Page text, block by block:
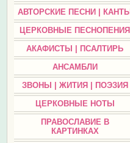
АВТОРСКИЕ ПЕСНИ | КАНТЫ
ЦЕРКОВНЫЕ ПЕСНОПЕНИЯ
АКАФИСТЫ | ПСАЛТИРЬ
АНСАМБЛИ
ЗВОНЫ | ЖИТИЯ | ПОЭЗИЯ
ЦЕРКОВНЫЕ НОТЫ
ПРАВОСЛАВИЕ В
КАРТИНКАХ